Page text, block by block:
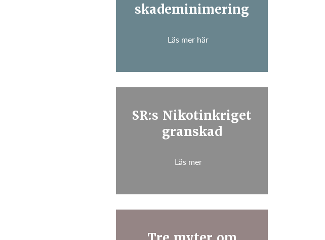
skademinimering
Läs mer här
SR:s Nikotinkriget
granskad
Läs mer